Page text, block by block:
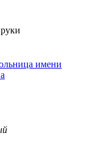
имени